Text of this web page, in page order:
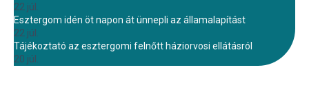
22 júl.
Esztergom idén öt napon át ünnepli az államalapítást
22 júl.
Tájékoztató az esztergomi felnőtt háziorvosi ellátásról
20 júl.